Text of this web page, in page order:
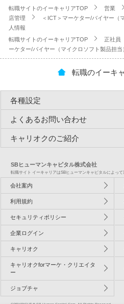
転職サイトのイーキャリアTOP 営業
店管理
＜ICT＞マーケター/バイヤー（
人情報
転職サイトのイーキャリアTOP
正社員
ーケター/バイヤー（マイクロソフト製品担
転職のイーキ
各種設定
よくあるお問い合わせ
キャリオクのご紹介
SBヒューマンキャピタル株式会社
転職サイト イーキャリアはSBヒューマンキャピタルによって
会社案内
利用規約
セキュリティポリシー
企業ログイン
キャリオク
キャリオクforマーケ・クリエイタ
ー
ジョブチャ